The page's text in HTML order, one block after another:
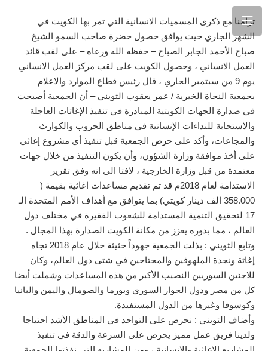
تزامنا مع ذكرى المسميات الانسانية التي تمر بها الكويت في
الشهر الجاري حيث يوافق حصول حضرة صاحب السمو الشيخ
صباح الأحمد الجابر الصباح – حفظه الله ورعاه – على لقب قائد
العمل الانساني ، وحصول الكويت على لقب مركز العمل الانساني
يوم 9 من سبتمبر الجاري ، قال رئيس قطاع الموارد والاعلام
بجمعية النجاة الخيرية / عمر يعقوب الثويني – أن الجمعية أصبحت
في صدارة الجهات الكويتية المبادرة في تنفيذ الإغاثات العاجلة
والاستجابة للنداءات الإنسانية في مناطق الحروب والكوارث
والمجاعات، وأكد على حرص الجمعية قبل تنفيذ أي مشروع إغاثي
على أخذ موافقة وزارة الشؤون، وأن يكون التنفيذ من خلال جهات
معتمدة من قبل وزارة الخارجية ، لافتا الى انه وفق تقرير
الاستدامة لعام 2018م قد تم تقديم مساعدات اغاثية بقيمة (
358.000 الف دينار كويتي) بما يتوافق مع أهداف الأمم المتحدة الـ
17 لتحقيق التنمية المستدامة للشعوب الفقيرة في مختلف دول
العالم ، مما بدوره يعزز من مكانة الكويت الصدارة بهذا المجال .
وتابع الثويني : بذلت الجمعية جهوداً حثيثة خلال عام 2018 تجاه
إغاثة ونجدة الملهوفين والمحتاجين في شتى دول العالم، وكان
للاجئين السوريين النصيب الأكبر من هذه المساعدات وشملت أيضا
كل من مصر ودول الجوار السوري وبورما والصومال واليمن والبانيا
وكوسوفا وغيرها من الدول المستفيدة.
وأضاف الثويني : نحرص على التواجد في المناطق الأشد احتياجا
ولدينا فريق عمل مميز يحرص على السرعة والدقة في تنفيذ